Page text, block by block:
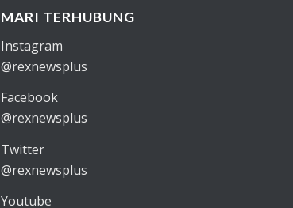
MARI TERHUBUNG
Instagram
@rexnewsplus
Facebook
@rexnewsplus
Twitter
@rexnewsplus
Youtube